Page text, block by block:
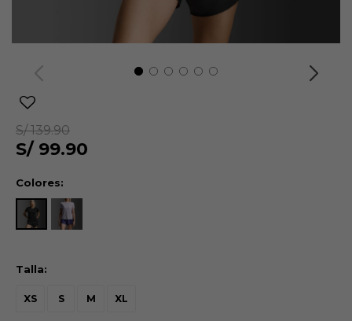
S/ 99.90
S/ 139.90
Colores:
Talla:
XS S M XL